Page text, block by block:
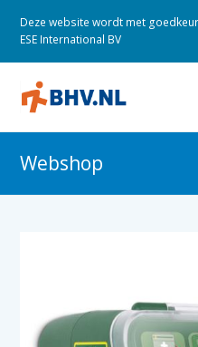
Deze website wordt met
ESE International BV
Webshop